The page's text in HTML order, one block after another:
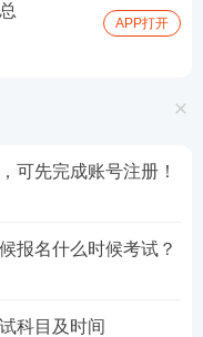
APP打开
可先完成账号注册！
报名什么时候考试？
科目及时间